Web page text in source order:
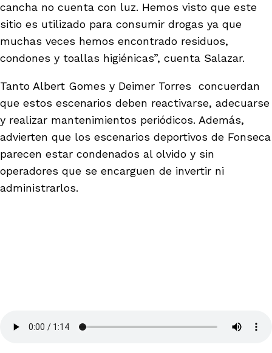
cancha no cuenta con luz. Hemos visto que este
sitio es utilizado para consumir drogas ya que
muchas veces hemos encontrado residuos,
condones y toallas higiénicas”, cuenta Salazar.
Tanto Albert Gomes y Deimer Torres concuerdan
que estos escenarios deben reactivarse, adecuarse
y realizar mantenimientos periódicos. Además,
advierten que los escenarios deportivos de Fonseca
parecen estar condenados al olvido y sin
operadores que se encarguen de invertir ni
administrarlos.